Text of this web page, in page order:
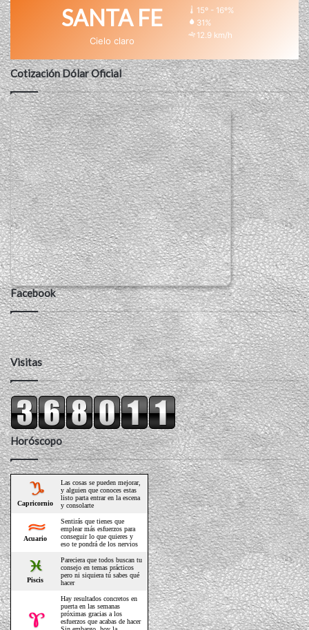
SANTA FE
Cielo claro
15º - 16º%
31%
12.9 km/h
Cotización Dólar Oficial
Facebook
Visitas
Horóscopo